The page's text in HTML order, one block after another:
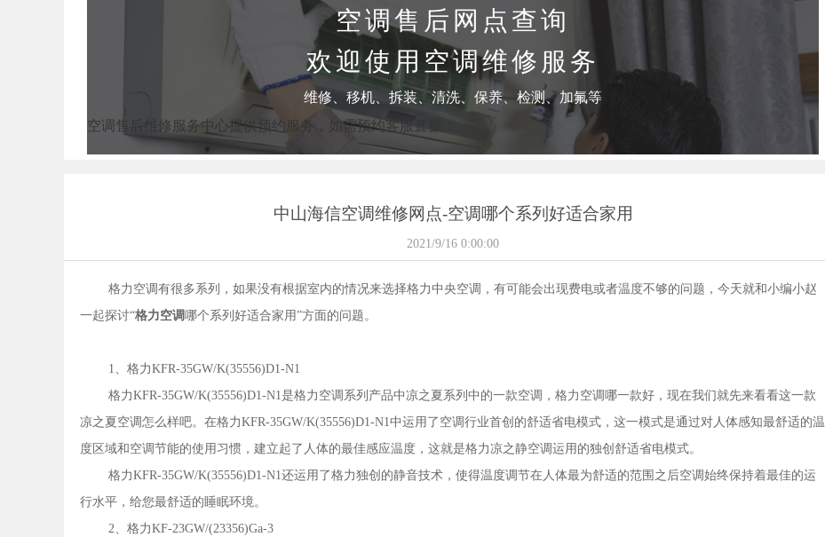
空调售后网点查询
欢迎使用空调维修服务
维修、移机、拆装、清洗、保养、检测、加氟等
空调售后维修服务中心提供预约服务，如需预约客服直拨：
中山海信空调维修网点-空调哪个系列好适合家用
2021/9/16 0:00:00
格力空调有很多系列，如果没有根据室内的情况来选择格力中央空调，有可能会出现费电或者温度不够的问题，今天就和小编小赵
一起探讨“格力空调哪个系列好适合家用”方面的问题。
1、格力KFR-35GW/K(35556)D1-N1
格力KFR-35GW/K(35556)D1-N1是格力空调系列产品中凉之夏系列中的一款空调，格力空调哪一款好，现在我们就先来看看这一款
凉之夏空调怎么样吧。在格力KFR-35GW/K(35556)D1-N1中运用了空调行业首创的舒适省电模式，这一模式是通过对人体感知最舒适的温
度区域和空调节能的使用习惯，建立起了人体的最佳感应温度，这就是格力凉之静空调运用的独创舒适省电模式。
格力KFR-35GW/K(35556)D1-N1还运用了格力独创的静音技术，使得温度调节在人体最为舒适的范围之后空调始终保持着最佳的运
行水平，给您最舒适的睡眠环境。
2、格力KF-23GW/(23356)Ga-3